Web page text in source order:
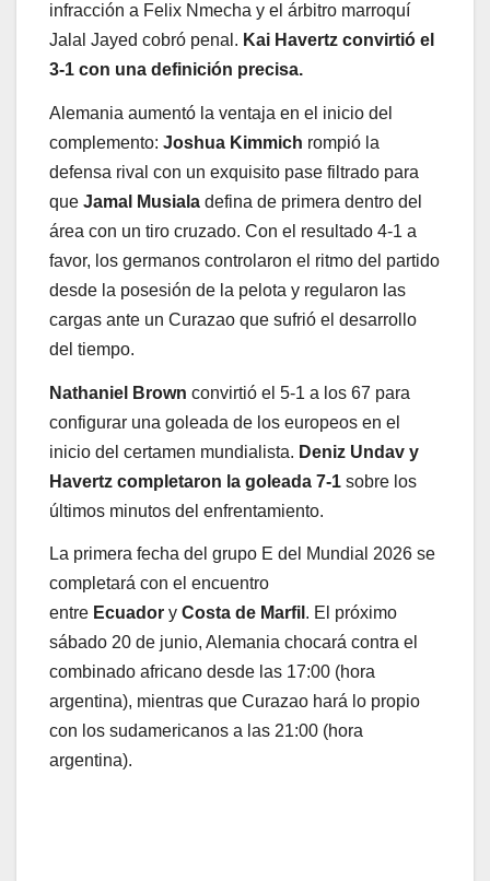
infracción a Felix Nmecha y el árbitro marroquí
Jalal Jayed cobró penal. Kai Havertz convirtió el
3-1 con una definición precisa.
Alemania aumentó la ventaja en el inicio del
complemento: Joshua Kimmich rompió la
defensa rival con un exquisito pase filtrado para
que Jamal Musiala defina de primera dentro del
área con un tiro cruzado. Con el resultado 4-1 a
favor, los germanos controlaron el ritmo del partido
desde la posesión de la pelota y regularon las
cargas ante un Curazao que sufrió el desarrollo
del tiempo.
Nathaniel Brown convirtió el 5-1 a los 67 para
configurar una goleada de los europeos en el
inicio del certamen mundialista. Deniz Undav y
Havertz completaron la goleada 7-1 sobre los
últimos minutos del enfrentamiento.
La primera fecha del grupo E del Mundial 2026 se
completará con el encuentro
entre Ecuador y Costa de Marfil . El próximo
sábado 20 de junio, Alemania chocará contra el
combinado africano desde las 17:00 (hora
argentina), mientras que Curazao hará lo propio
con los sudamericanos a las 21:00 (hora
argentina).